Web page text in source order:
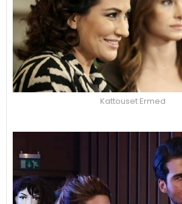
Kattouset Ermed